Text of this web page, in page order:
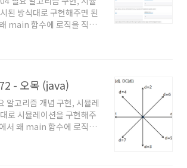
분들도 보시는걸 추천드
D 각각의 명령에 대해 필요
. R : 동일 Y축에서 우측..
된 방식대로 구현해주면 된
main 함수에 로직을 직접
Scanner를 쓰지 않고
용했는지 등에 대해서는
로 풀 때의 팁을 원하시는
200이므로, N이 몇이 되든
번만 확인해보면 된다! 따
없이, N개짜리를 순서대
번 X를 1씩 증가해준다. 그
- 오목 (java)
알고리즘 개념 구현, 시뮬레
로 시뮬레이션을 구현해주
서 왜 main 함수에 로직을
지, 왜 Scanner를 쓰지 않
사용했는지 등에 대해서